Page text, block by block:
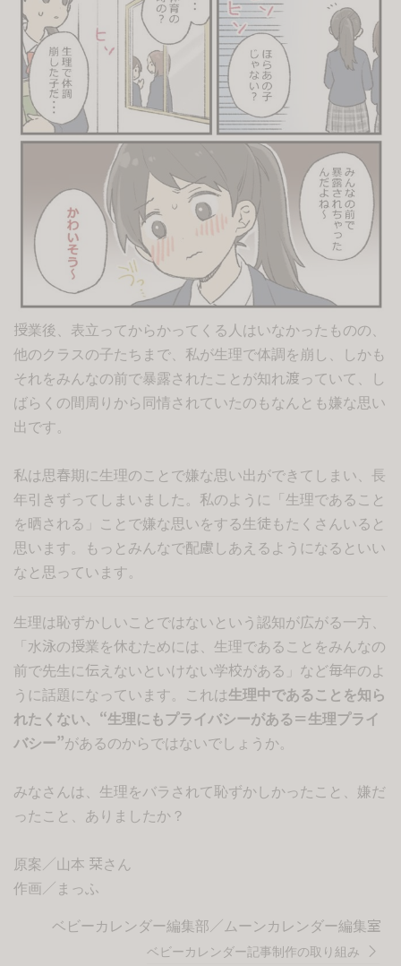
授業後、表立ってからかってくる人はいなかったものの、
他のクラスの子たちまで、私が生理で体調を崩し、しかも
それをみんなの前で暴露されたことが知れ渡っていて、し
ばらくの間周りから同情されていたのもなんとも嫌な思い
出です。
私は思春期に生理のことで嫌な思い出ができてしまい、長
年引きずってしまいました。私のように「生理であること
を晒される」ことで嫌な思いをする生徒もたくさんいると
思います。もっとみんなで配慮しあえるようになるといい
なと思っています。
生理は恥ずかしいことではないという認知が広がる一方、
「水泳の授業を休むためには、生理であることをみんなの
前で先生に伝えないといけない学校がある」など毎年のよ
うに話題になっています。これは生理中であることを知ら
れたくない、“生理にもプライバシーがある＝生理プライ
バシー”があるのからではないでしょうか。
みなさんは、生理をバラされて恥ずかしかったこと、嫌だ
ったこと、ありましたか？
原案／山本 栞さん
作画／まっふ
ベビーカレンダー編集部／ムーンカレンダー編集室
ベビーカレンダー記事制作の取り組み